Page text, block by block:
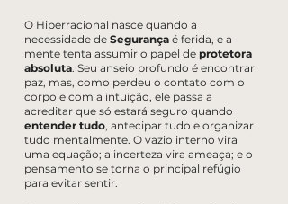
O Hiperracional nasce quando a
necessidade de Segurança é ferida, e a
mente tenta assumir o papel de protetora
absoluta. Seu anseio profundo é encontrar
paz, mas, como perdeu o contato com o
corpo e com a intuição, ele passa a
acreditar que só estará seguro quando
entender tudo, antecipar tudo e organizar
tudo mentalmente. O vazio interno vira
uma equação; a incerteza vira ameaça; e o
pensamento se torna o principal refúgio
para evitar sentir.